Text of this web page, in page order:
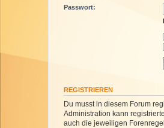
Passwort:
REGISTRIEREN
Du musst in diesem Forum
Administration kann
auch die jeweiligen